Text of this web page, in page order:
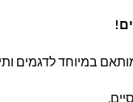
במיוחד לדגמים